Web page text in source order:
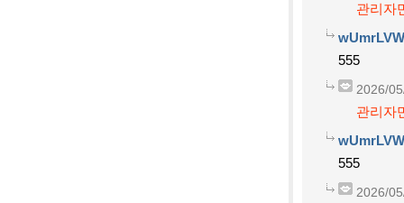
관리자
555
2026/
관리자
555
2026/